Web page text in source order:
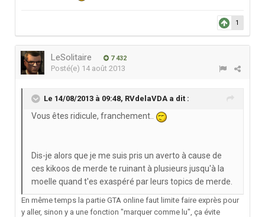
1
LeSolitaire 7 432
Posté(e) 14 août 2013
Le 14/08/2013 à 09:48, RVdelaVDA a dit :
Vous êtes ridicule, franchement..
Dis-je alors que je me suis pris un averto à cause de
ces kikoos de merde te ruinant à plusieurs jusqu'à la
moelle quand t'es exaspéré par leurs topics de merde.
En même temps la partie GTA online faut limite faire exprès pour
y aller, sinon y a une fonction "marquer comme lu", ça évite